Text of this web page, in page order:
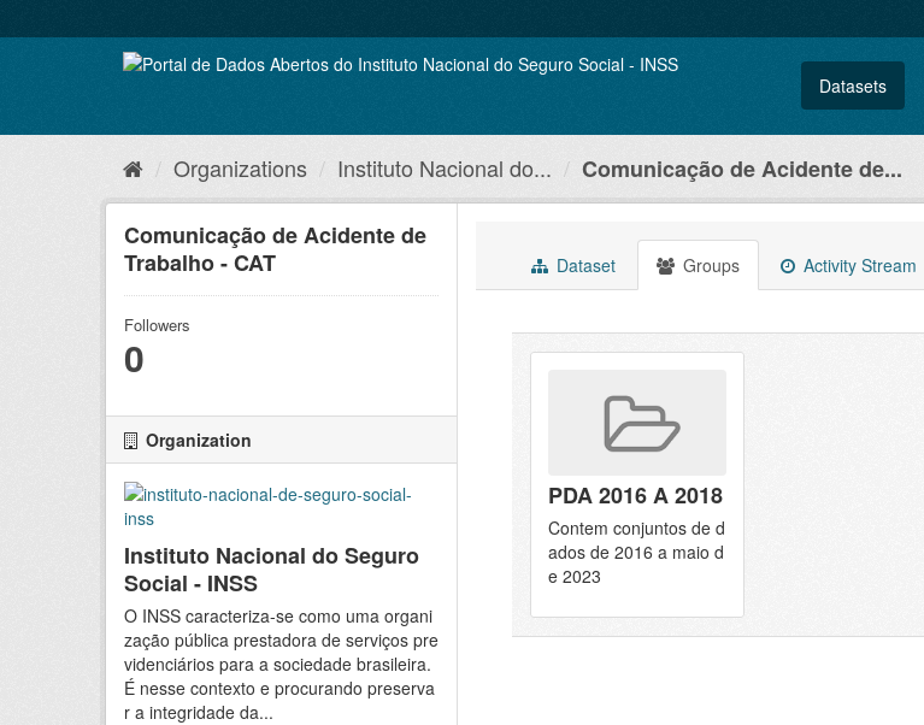
to
Datasets
Organizations Instituto Nacional do... Comunicação de Acidente de...
Comunicação de Acidente de
Trabalho - CAT
Followers
0
Organization
Instituto Nacional do Seguro
Social - INSS
O INSS caracteriza-se como uma organi
zação pública prestadora de serviços pre
videnciários para a sociedade brasileira.
É nesse contexto e procurando preserva
r a integridade da...
Dataset Groups Activity Stream
PDA 2016 A 2018
Contem conjuntos de d
ados de 2016 a maio d
e 2023